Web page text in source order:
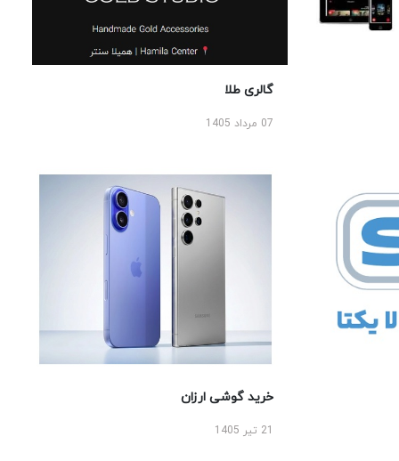
گالری طلا
07 مرداد 1405
خرید گوشی ارزان